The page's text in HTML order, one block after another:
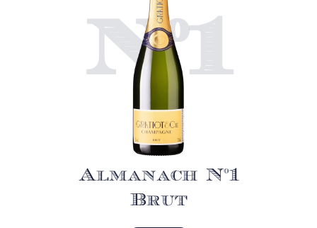
N°1
Almanach N°1
Brut